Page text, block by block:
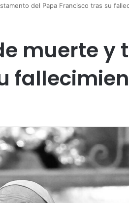
del Papa Francisco tras su
muerte y